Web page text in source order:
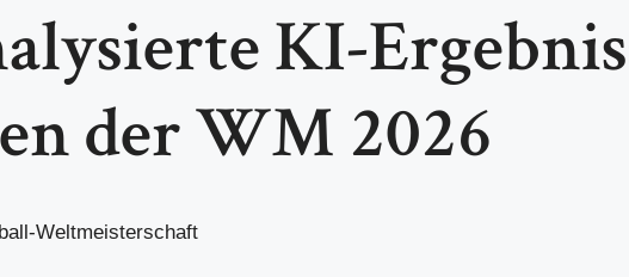
KI-
der WM 2026
Weltmeisterschaft